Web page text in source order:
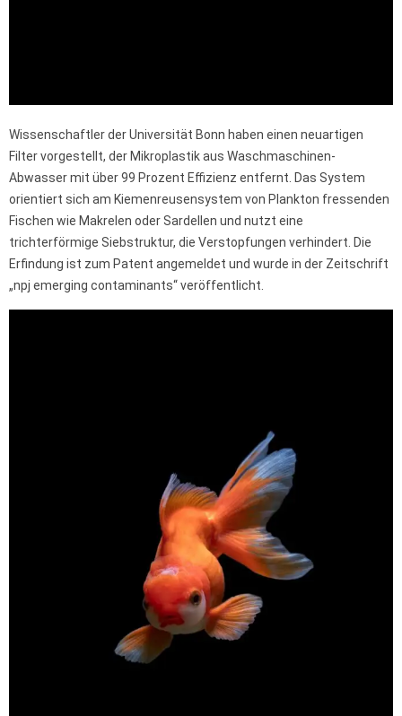
Wissenschaftler der Universität Bonn haben einen neuartigen
Filter vorgestellt, der Mikroplastik aus Waschmaschinen-
Abwasser mit über 99 Prozent Effizienz entfernt. Das System
orientiert sich am Kiemenreusensystem von Plankton fressenden
Fischen wie Makrelen oder Sardellen und nutzt eine
trichterförmige Siebstruktur, die Verstopfungen verhindert. Die
Erfindung ist zum Patent angemeldet und wurde in der Zeitschrift
„npj emerging contaminants“ veröffentlicht.